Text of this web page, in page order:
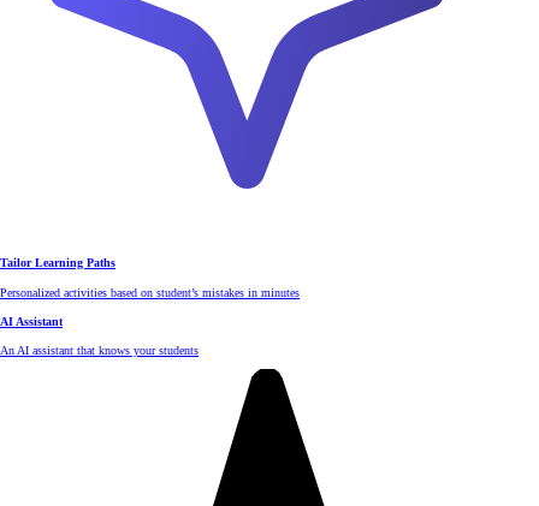
Tailor Learning Paths
Personalized activities based on student’s mistakes in minutes
AI Assistant
An AI assistant that knows your students